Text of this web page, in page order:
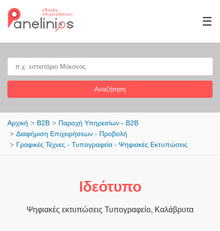
☰
Αναζήτηση
Αρχική B2B
Παροχή Υπηρεσίων - B2B
Διαφήμιση Επιχειρήσεων - Προβολή
Γραφικές Τέχνες - Τυπογραφεία - Ψηφιακές Εκτυπώσεις
Ιδεότυπο
Ψηφιακές εκτυπώσεις Τυπογραφείο, Καλάβρυτα